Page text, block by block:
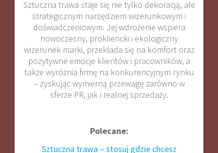
Sztuczna trawa staje się nie tylko dekoracją, ale
strategicznym narzędziem wizerunkowym i
doświadczeniowym. Jej wdrożenie wspiera
nowoczesny, prokliencki i ekologiczny
wizerunek marki, przekłada się na komfort oraz
pozytywne emocje klientów i pracowników, a
także wyróżnia firmę na konkurencyjnym rynku
– zyskując wymierną przewagę zarówno w
sferze PR, jak i realnej sprzedaży.
Polecane:
Sztuczna trawa – stosuj gdzie chcesz